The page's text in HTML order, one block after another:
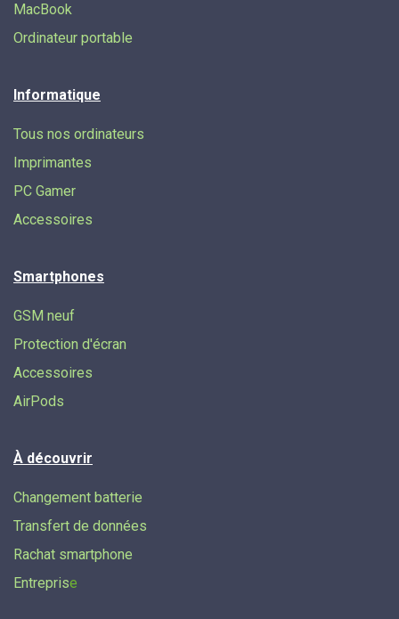
MacBook
Ordinateur portable
Informatique
Tous nos ordinateurs
Imprimantes
PC Gamer
Accessoires
Smartphones
GSM neuf
Protection d'écran
Accessoires
AirPods
À découvrir
Changement batterie
Transfert de données​
Rachat smartphone
Entreprise